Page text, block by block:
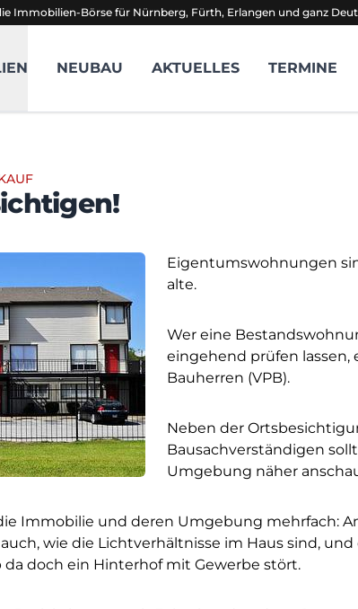
Immobilien-Börse für Nürnberg, Fürth, Erlangen und ganz
BörseNEUBAU AKTUELLES TERMINE
Eigentumswohnungen
alte.
Wer eine
eingehend prüfen lassen,
Bauherren (VPB).
Neben der
Bausachverständigen
Umgebung näher
Immobilie und deren Umgebung mehrfach:
wie die Lichtverhältnisse im Haus sind,
da doch ein Hinterhof mit Gewerbe stört.